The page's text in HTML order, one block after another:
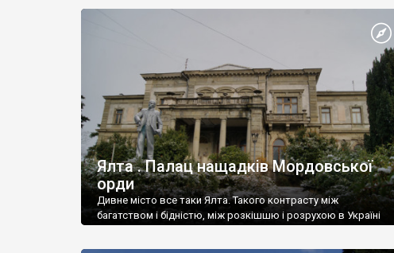
Ялта . Палац нащадків Мордовської
орди
Дивне місто все таки Ялта. Такого контрасту між
багатством і бідністю, між розкішшю і розрухою в Україні